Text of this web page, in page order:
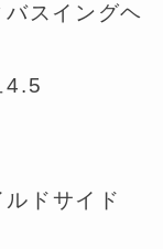
スイングヘ
4.5
ドサイド